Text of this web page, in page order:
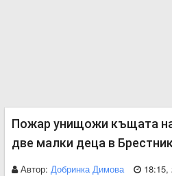
Пожар унищожи къщата
две малки деца в
Автор: Добринка Димова 18:15,